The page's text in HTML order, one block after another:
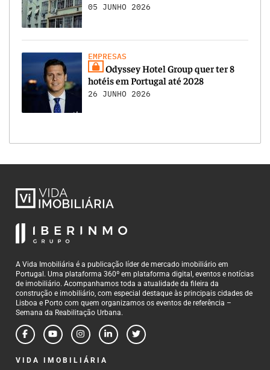
05 JUNHO 2026
EMPRESAS
Odyssey Hotel Group quer ter 8
hotéis em Portugal até 2028
26 JUNHO 2026
A Vida Imobiliária é a publicação líder de mercado imobiliário em
Portugal. Uma plataforma 360º em plataforma digital, eventos e notícias
de imobiliário. Acompanhamos toda a atualidade da fileira da
construção e imobiliário, com especial destaque às principais cidades de
Lisboa e Porto com quem organizamos os eventos de referência –
Semana da Reabilitação Urbana.
VIDA IMOBILIÁRIA